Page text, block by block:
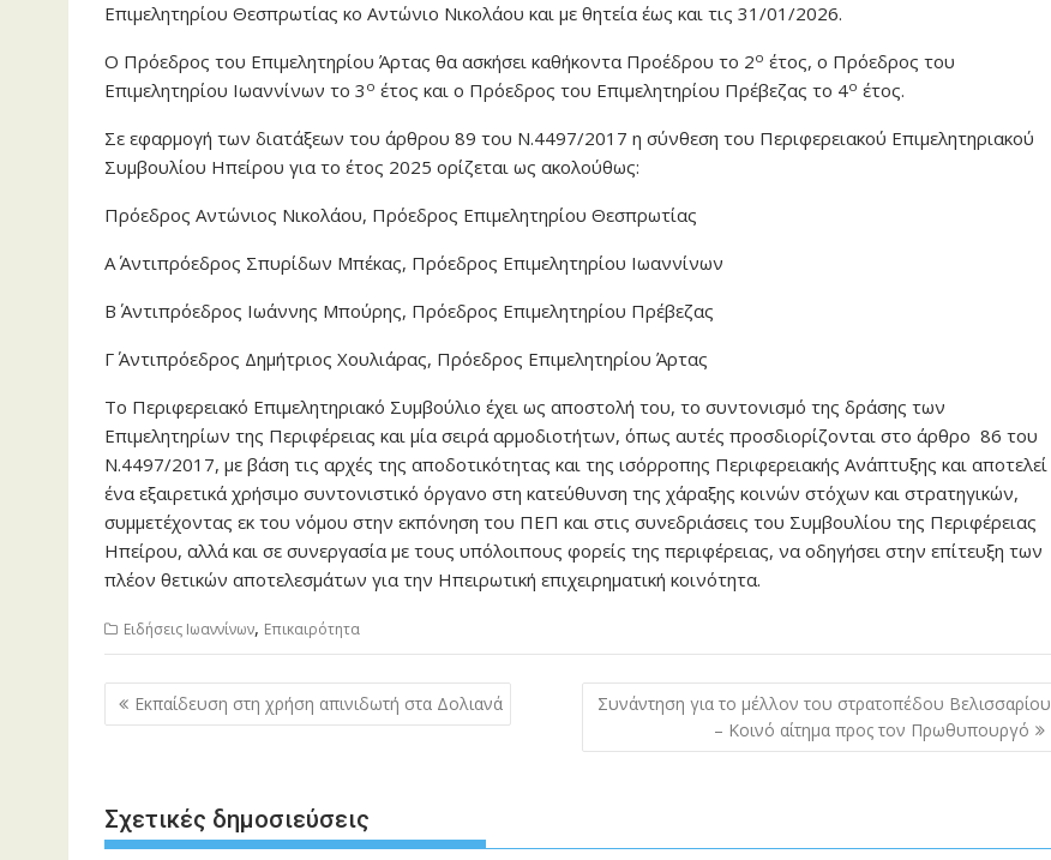
Επιμελητηρίου Θεσπρωτίας κο Αντώνιο Νικολάου και με θητεία έως και τις 31/01/2026.
Ο Πρόεδρος του Επιμελητηρίου Άρτας θα ασκήσει καθήκοντα Προέδρου το 2ο έτος, ο Πρόεδρος του
Επιμελητηρίου Ιωαννίνων το 3 ο έτος και ο Πρόεδρος του Επιμελητηρίου Πρέβεζας το 4ο έτος.
Σε εφαρμογή των διατάξεων του άρθρου 89 του Ν.4497/2017 η σύνθεση του Περιφερειακού Επιμελητηριακού
Συμβουλίου Ηπείρου για το έτος 2025 ορίζεται ως ακολούθως:
Πρόεδρος Αντώνιος Νικολάου, Πρόεδρος Επιμελητηρίου Θεσπρωτίας
Α΄ Αντιπρόεδρος Σπυρίδων Μπέκας, Πρόεδρος Επιμελητηρίου Ιωαννίνων
Β΄ Αντιπρόεδρος Ιωάννης Μπούρης, Πρόεδρος Επιμελητηρίου Πρέβεζας
Γ΄ Αντιπρόεδρος Δημήτριος Χουλιάρας, Πρόεδρος Επιμελητηρίου Άρτας
Το Περιφερειακό Επιμελητηριακό Συμβούλιο έχει ως αποστολή του, το συντονισμό της δράσης των
Επιμελητηρίων της Περιφέρειας και μία σειρά αρμοδιοτήτων, όπως αυτές προσδιορίζονται στο άρθρο 86 του
Ν.4497/2017, με βάση τις αρχές της αποδοτικότητας και της ισόρροπης Περιφερειακής Ανάπτυξης και αποτελεί
ένα εξαιρετικά χρήσιμο συντονιστικό όργανο στη κατεύθυνση της χάραξης κοινών στόχων και στρατηγικών,
συμμετέχοντας εκ του νόμου στην εκπόνηση του ΠΕΠ και στις συνεδριάσεις του Συμβουλίου της Περιφέρειας
Ηπείρου, αλλά και σε συνεργασία με τους υπόλοιπους φορείς της περιφέρειας, να οδηγήσει στην επίτευξη των
πλέον θετικών αποτελεσμάτων για την Ηπειρωτική επιχειρηματική κοινότητα.
Ειδήσεις Ιωαννίνων, Επικαιρότητα
Πλοήγηση
άρθρων
Εκπαίδευση στη χρήση απινιδωτή στα Δολιανά
Συνάντηση για το μέλλον του στρατοπέδου Βελισσαρίου
– Κοινό αίτημα προς τον Πρωθυπουργό
Σχετικές δημοσιεύσεις